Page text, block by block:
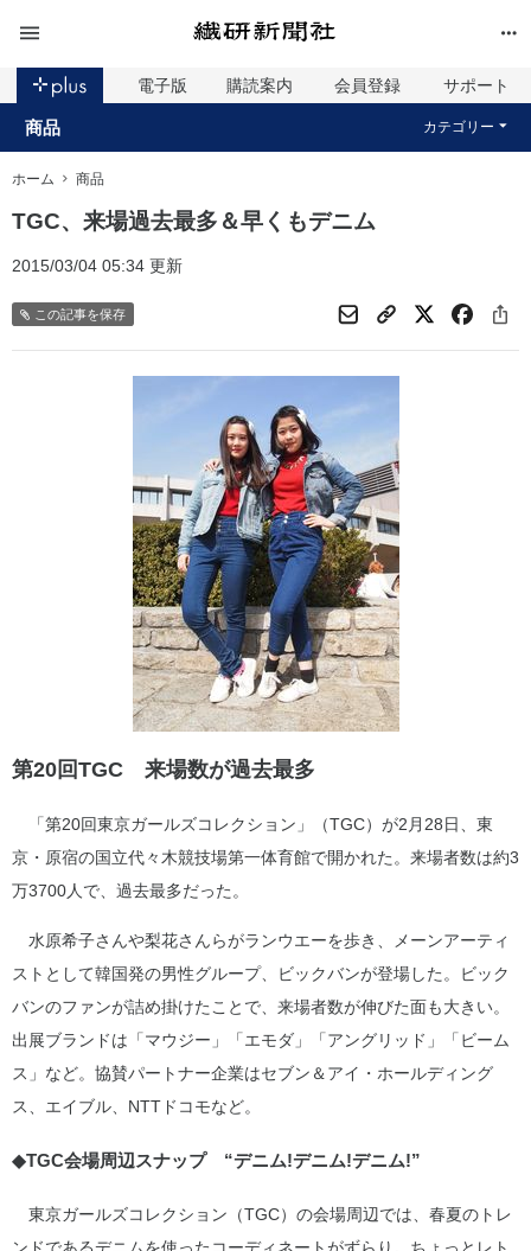
電子版 購読案内 会員登録 サポート
商品 カテゴリー
ホーム 商品
TGC、来場過去最多＆早くもデニム
2015/03/04 05:34 更新
この記事を保存
第20回TGC 来場数が過去最多
「第20回東京ガールズコレクション」（TGC）が2月28日、東
京・原宿の国立代々木競技場第一体育館で開かれた。来場者数は約3
万3700人で、過去最多だった。
水原希子さんや梨花さんらがランウエーを歩き、メーンアーティ
ストとして韓国発の男性グループ、ビックバンが登場した。ビック
バンのファンが詰め掛けたことで、来場者数が伸びた面も大きい。
出展ブランドは「マウジー」「エモダ」「アングリッド」「ビーム
ス」など。協賛パートナー企業はセブン＆アイ・ホールディング
ス、エイブル、NTTドコモなど。
◆TGC会場周辺スナップ “デニム!デニム!デニム!”
東京ガールズコレクション（TGC）の会場周辺では、春夏のトレ